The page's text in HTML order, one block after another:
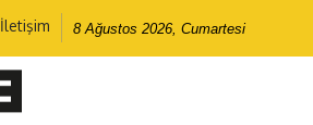
İletişim 8 Ağustos 2026, Cumartesi